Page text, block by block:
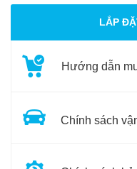
LẮP
Hướng dẫn
Chính sách